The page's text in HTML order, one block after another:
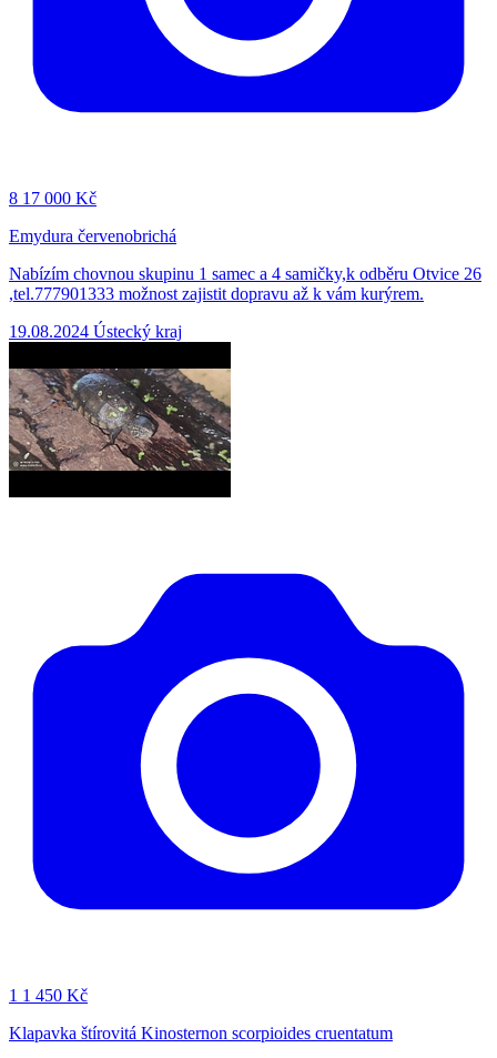
8 17 000 Kč
Emydura červenobrichá
Nabízím chovnou skupinu 1 samec a 4 samičky,k odběru Otvice 26
,tel.777901333 možnost zajistit dopravu až k vám kurýrem.
19.08.2024 Ústecký kraj
1 1 450 Kč
Klapavka štírovitá Kinosternon scorpioides cruentatum